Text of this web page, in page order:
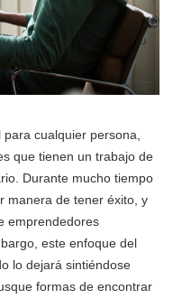
cualquier persona,
que tienen un trabajo de
Durante mucho tiempo
manera de tener éxito, y
emprendedores
este enfoque del
lo dejará sintiéndose
formas de encontrar